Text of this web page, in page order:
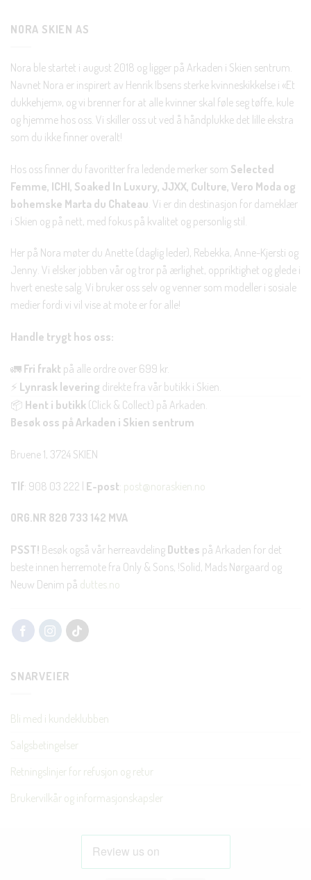
NORA SKIEN AS
Nora ble startet i august 2018 og ligger på Arkaden i Skien sentrum.
Navnet Nora er inspirert av Henrik Ibsens sterke kvinneskikkelse i «Et
dukkehjem», og vi brenner for at alle kvinner skal føle seg tøffe, kule
og hjemme hos oss. Vi skiller oss ut ved å håndplukke det lille ekstra
som du ikke finner overalt!
Hos oss finner du favoritter fra ledende merker som Selected
Femme, ICHI, Soaked In Luxury, JJXX, Culture, Vero Moda og
bohemske Marta du Chateau . Vi er din destinasjon for dameklær
i Skien og på nett, med fokus på kvalitet og personlig stil.
Her på Nora møter du Anette (daglig leder), Rebekka, Anne-Kjersti og
Jenny. Vi elsker jobben vår og tror på ærlighet, oppriktighet og glede i
hvert eneste salg. Vi bruker oss selv og venner som modeller i sosiale
medier fordi vi vil vise at mote er for alle!
Handle trygt hos oss:
🚛 Fri frakt på alle ordre over 699 kr.
⚡ Lynrask levering direkte fra vår butikk i Skien.
📦 Hent i butikk (Click & Collect) på Arkaden.
Besøk oss på Arkaden i Skien sentrum
Bruene 1, 3724 SKIEN
Tlf: 908 03 222 | E-post: post@noraskien.no
ORG.NR 820 733 142 MVA
PSST! Besøk også vår herreavdeling Duttes på Arkaden for det
beste innen herremote fra Only & Sons, !Solid, Mads Nørgaard og
Neuw Denim på duttes.no
SNARVEIER
Bli med i kundeklubben
Salgsbetingelser
Retningslinjer for refusjon og retur
Brukervilkår og informasjonskapsler
Nei takk, Jeg er ikke interessert